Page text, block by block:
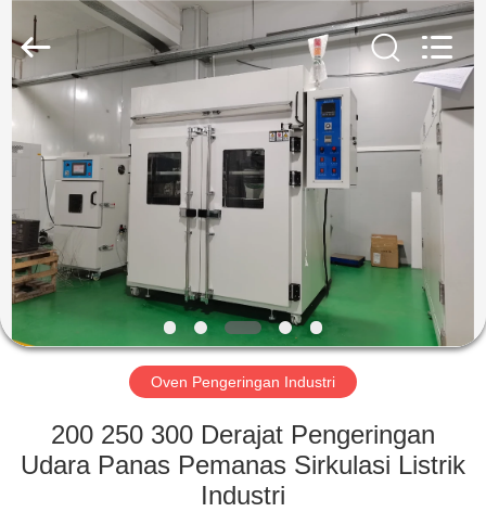
RUMAH
PRODUK
TENTANG
KAMI
TUR
KONTROL
Environmental
Co.,
Ltd..
Rights
Reserved.
Oven Pengeringan Industri
200 250 300 Derajat Pengeringan
Udara Panas Pemanas Sirkulasi Listrik
Industri